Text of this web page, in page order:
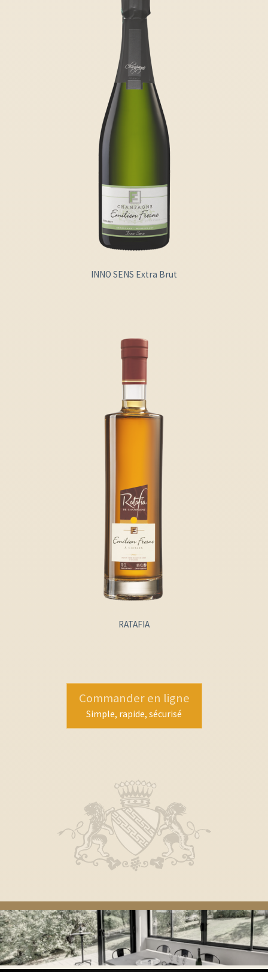
INNO SENS Extra Brut
RATAFIA
Commander en ligne
Simple, rapide, sécurisé